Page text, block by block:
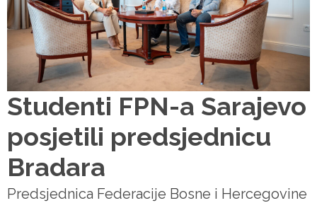
Studenti FPN-a Sarajevo
posjetili predsjednicu
Bradara
Predsjednica Federacije Bosne i Hercegovine